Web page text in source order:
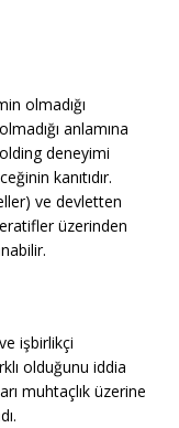
olmadığı
anlamına
deneyimi
kanıtıdır.
ve devletten
üzerinden
işbirlikçi
olduğunu iddia
muhtaçlık üzerine